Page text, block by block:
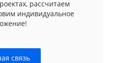
рассчитаем
индивидуальное
связь